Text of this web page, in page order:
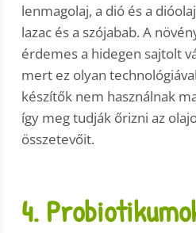
lenmagolaj, a dió és a
lazac és a szójabab. A
érdemes a hidegen sajtolt
mert ez olyan
készítők nem használnak
így meg tudják őrizni az
összetevőit.
4.